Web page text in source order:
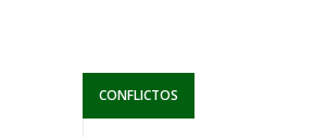
CONFLICTOS